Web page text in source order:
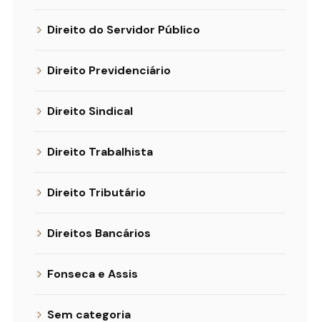
Direito do Servidor Público
Direito Previdenciário
Direito Sindical
Direito Trabalhista
Direito Tributário
Direitos Bancários
Fonseca e Assis
Sem categoria